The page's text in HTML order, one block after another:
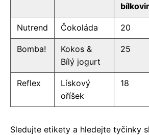
Nutrend Čokoláda 20
Bomba!
Kokos &
Bílý jogurt
25
Reflex
Lískový
oříšek
18
Sledujte etikety a hledejte tyčinky